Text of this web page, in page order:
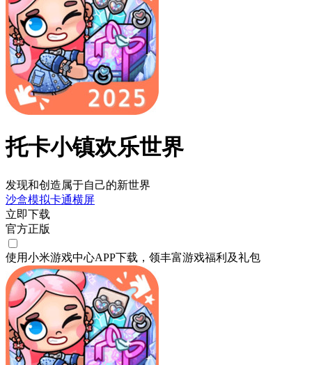
托卡小镇欢乐世界
发现和创造属于自己的新世界
沙盒模拟卡通横屏
立即下载
官方正版
使用小米游戏中心APP下载 ，领丰富游戏福利 及礼包